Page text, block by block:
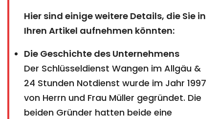
Hier sind einige weitere Details, die Sie in
Ihren Artikel aufnehmen könnten:
Die Geschichte des Unternehmens
Der Schlüsseldienst Wangen im Allgäu &
24 Stunden Notdienst wurde im Jahr 1997
von Herrn und Frau Müller gegründet. Die
beiden Gründer hatten beide eine